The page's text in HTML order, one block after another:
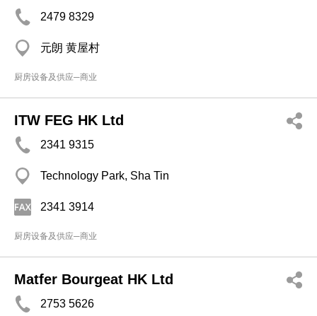
2479 8329
元朗 黄屋村
厨房设备及供应─商业
ITW FEG HK Ltd
2341 9315
Technology Park, Sha Tin
2341 3914
厨房设备及供应─商业
Matfer Bourgeat HK Ltd
2753 5626